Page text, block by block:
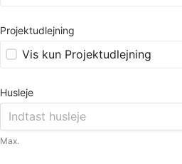
Projektudlejning
Vis kun Projektudlejning
Husleje
Max.